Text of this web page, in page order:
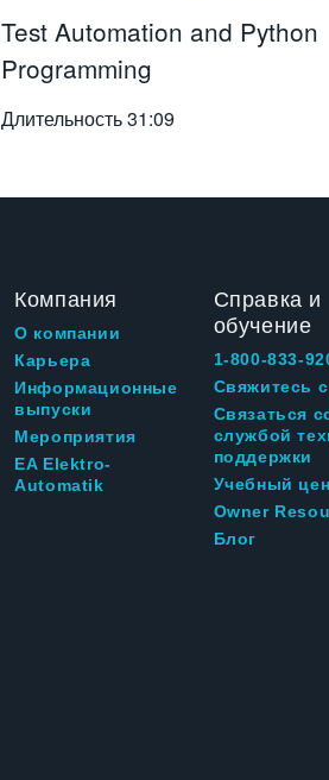
Test Automation and Python
Programming
Длительность31:09
Компания
О компании
Карьера
Информационные
выпуски
Мероприятия
EA Elektro-
Automatik
Справка и
обучение
1-800-833-
Свяжитесь
Связаться
службой
поддержки
Учебный
Owner
Блог